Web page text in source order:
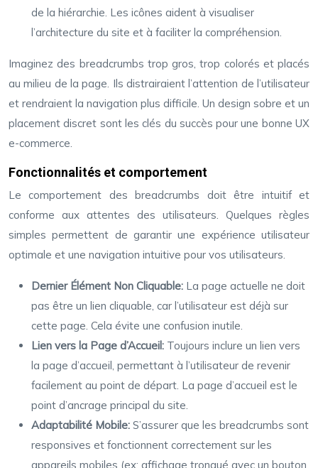
de la hiérarchie. Les icônes aident à visualiser
l’architecture du site et à faciliter la compréhension.
Imaginez des breadcrumbs trop gros, trop colorés et placés
au milieu de la page. Ils distrairaient l’attention de l’utilisateur
et rendraient la navigation plus difficile. Un design sobre et un
placement discret sont les clés du succès pour une bonne UX
e-commerce.
Fonctionnalités et comportement
Le comportement des breadcrumbs doit être intuitif et
conforme aux attentes des utilisateurs. Quelques règles
simples permettent de garantir une expérience utilisateur
optimale et une navigation intuitive pour vos utilisateurs.
Dernier Élément Non Cliquable: La page actuelle ne doit
pas être un lien cliquable, car l’utilisateur est déjà sur
cette page. Cela évite une confusion inutile.
Lien vers la Page d’Accueil: Toujours inclure un lien vers
la page d’accueil, permettant à l’utilisateur de revenir
facilement au point de départ. La page d’accueil est le
point d’ancrage principal du site.
Adaptabilité Mobile: S’assurer que les breadcrumbs sont
responsives et fonctionnent correctement sur les
appareils mobiles (ex: affichage tronqué avec un bouton